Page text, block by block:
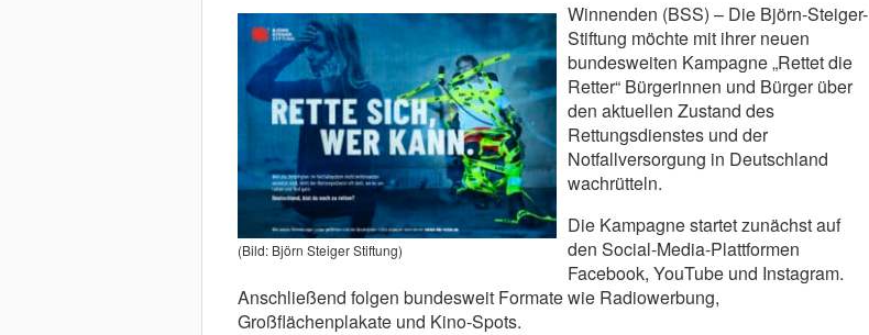
(Bild: Björn Steiger Stiftung)
Winnenden (BSS) – Die Björn-Steiger-
Stiftung möchte mit ihrer neuen
bundesweiten Kampagne „Rettet die
Retter“ Bürgerinnen und Bürger über
den aktuellen Zustand des
Rettungsdienstes und der
Notfallversorgung in Deutschland
wachrütteln.
Die Kampagne startet zunächst auf
den Social-Media-Plattformen
Facebook, YouTube und Instagram.
Anschließend folgen bundesweit Formate wie Radiowerbung,
Großflächenplakate und Kino-Spots.